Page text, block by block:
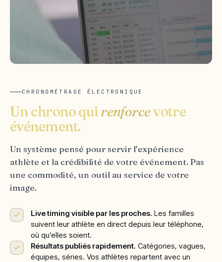
CHRONOMÉTRAGE ÉLECTRONIQUE
Un chrono quirenforcevotre
événement.
Un système pensé pour servir l’expérience
athlète et la crédibilité de votre événement. Pas
une commodité, un outil au service de votre
image.
Live timing visible par les proches. Les familles
suivent leur athlète en direct depuis leur téléphone,
où qu’elles soient.
Résultats publiés rapidement. Catégories, vagues,
équipes, séries. Vos athlètes repartent avec un